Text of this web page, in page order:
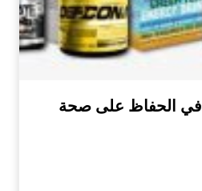
أهمية الفيتامين E في الحفاظ على صحة